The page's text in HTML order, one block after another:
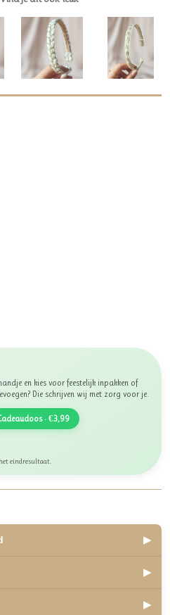
en kies voor feestelijk inpakken of
Die schrijven wij met zorg voor je.
· €3,99
eindresultaat.
▶
en Klarna
▶
Olst
▶